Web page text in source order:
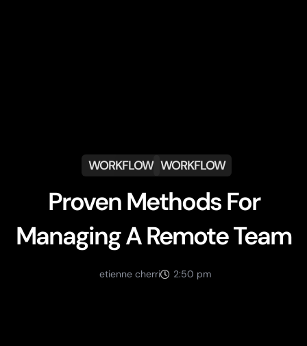
WORKFLOW WORKFLOW
Proven Methods For
Managing A Remote Team
etienne cherri 2:50 pm